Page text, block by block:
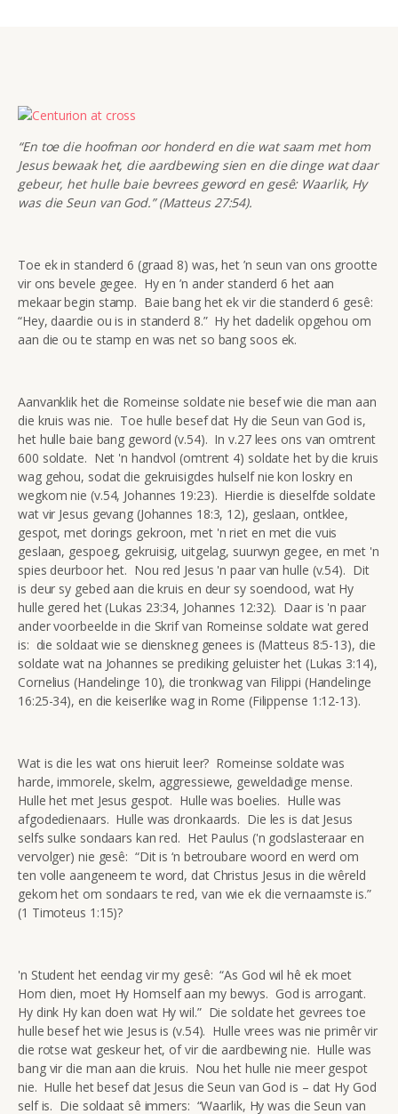
“En toe die hoofman oor honderd en die wat saam met hom
Jesus bewaak het, die aardbewing sien en die dinge wat daar
gebeur, het hulle baie bevrees geword en gesê: Waarlik, Hy
was die Seun van God.” (Matteus 27:54).
Toe ek in standerd 6 (graad 8) was, het ’n seun van ons grootte
vir ons bevele gegee. Hy en ’n ander standerd 6 het aan
mekaar begin stamp. Baie bang het ek vir die standerd 6 gesê:
“Hey, daardie ou is in standerd 8.” Hy het dadelik opgehou om
aan die ou te stamp en was net so bang soos ek.
Aanvanklik het die Romeinse soldate nie besef wie die man aan
die kruis was nie. Toe hulle besef dat Hy die Seun van God is,
het hulle baie bang geword (v.54). In v.27 lees ons van omtrent
600 soldate. Net 'n handvol (omtrent 4) soldate het by die kruis
wag gehou, sodat die gekruisigdes hulself nie kon loskry en
wegkom nie (v.54, Johannes 19:23). Hierdie is dieselfde soldate
wat vir Jesus gevang (Johannes 18:3, 12), geslaan, ontklee,
gespot, met dorings gekroon, met 'n riet en met die vuis
geslaan, gespoeg, gekruisig, uitgelag, suurwyn gegee, en met 'n
spies deurboor het. Nou red Jesus 'n paar van hulle (v.54). Dit
is deur sy gebed aan die kruis en deur sy soendood, wat Hy
hulle gered het (Lukas 23:34, Johannes 12:32). Daar is 'n paar
ander voorbeelde in die Skrif van Romeinse soldate wat gered
is: die soldaat wie se dienskneg genees is (Matteus 8:5-13), die
soldate wat na Johannes se prediking geluister het (Lukas 3:14),
Cornelius (Handelinge 10), die tronkwag van Filippi (Handelinge
16:25-34), en die keiserlike wag in Rome (Filippense 1:12-13).
Wat is die les wat ons hieruit leer? Romeinse soldate was
harde, immorele, skelm, aggressiewe, geweldadige mense.
Hulle het met Jesus gespot. Hulle was boelies. Hulle was
afgodedienaars. Hulle was dronkaards. Die les is dat Jesus
selfs sulke sondaars kan red. Het Paulus ('n godslasteraar en
vervolger) nie gesê: “Dit is ‘n betroubare woord en werd om
ten volle aangeneem te word, dat Christus Jesus in die wêreld
gekom het om sondaars te red, van wie ek die vernaamste is.”
(1 Timoteus 1:15)?
'n Student het eendag vir my gesê: “As God wil hê ek moet
Hom dien, moet Hy Homself aan my bewys. God is arrogant.
Hy dink Hy kan doen wat Hy wil.” Die soldate het gevrees toe
hulle besef het wie Jesus is (v.54). Hulle vrees was nie primêr vir
die rotse wat geskeur het, of vir die aardbewing nie. Hulle was
bang vir die man aan die kruis. Nou het hulle nie meer gespot
nie. Hulle het besef dat Jesus die Seun van God is – dat Hy God
self is. Die soldaat sê immers: “Waarlik, Hy was die Seun van